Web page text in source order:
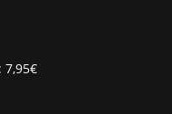
7,95€